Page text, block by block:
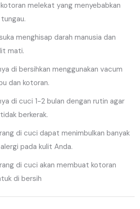
melekat yang menyebabkan
menghisap darah manusia dan
mati.
di bersihkan menggunakan vacum
dan kotoran.
di cuci 1-2 bulan dengan rutin agar
berkerak.
di cuci dapat menimbulkan banyak
pada kulit Anda.
di cuci akan membuat kotoran
di bersih